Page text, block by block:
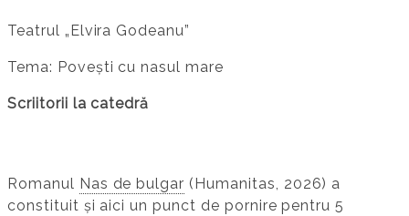
Teatrul „Elvira Godeanu”
Tema: Povești cu nasul mare
Scriitorii la catedră
Romanul Nas de bulgar (Humanitas, 2026) a
constituit și aici un punct de pornire pentru 5